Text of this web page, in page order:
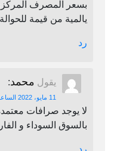
بسعر المصرف
يالمية من قيمة
رد
يقول محمد:
11 مايو، 2022 الساعة 5:36 م
لا يوجد صرافات
بالسوق السوداء و
رد